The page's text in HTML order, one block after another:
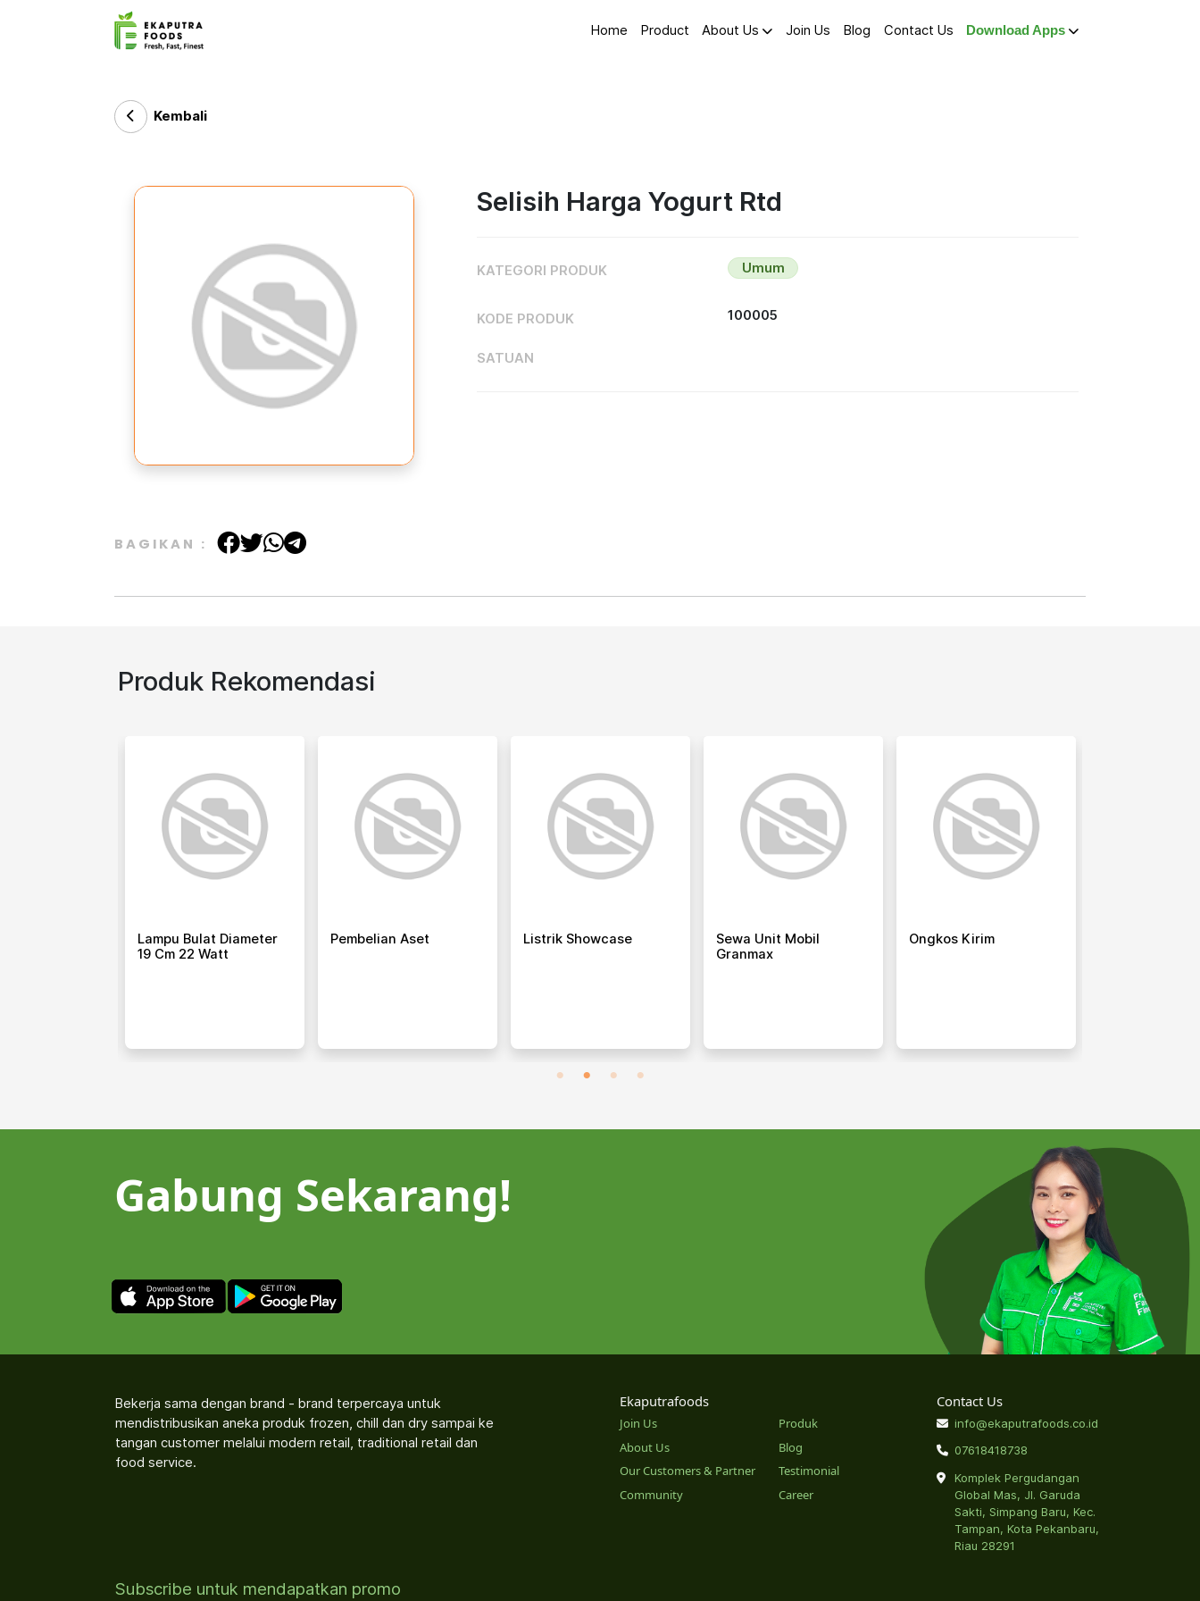
Home Product About Us Join Us Blog Contact Us Download Apps
Kembali
Selisih Harga Yogurt Rtd
KATEGORI PRODUK Umum
KODE PRODUK 100005
SATUAN
BAGIKAN :
Produk Rekomendasi
Lampu Bulat Diameter
19 Cm 22 Watt
Pembelian Aset Listrik Showcase
Sewa Unit Mobil
Granmax
Ongkos Kirim
Gabung Sekarang!
Bekerja sama dengan brand - brand terpercaya untuk
mendistribusikan aneka produk frozen, chill dan dry sampai ke
tangan customer melalui modern retail, traditional retail dan
food service.
Ekaputrafoods
Join Us
About Us
Our Customers & Partner
Community
Produk
Blog
Testimonial
Career
Contact Us
info@ekaputrafoods.co.id
07618418738
Komplek Pergudangan
Global Mas, Jl. Garuda
Sakti, Simpang Baru, Kec.
Tampan, Kota Pekanbaru,
Riau 28291
Subscribe untuk mendapatkan promo